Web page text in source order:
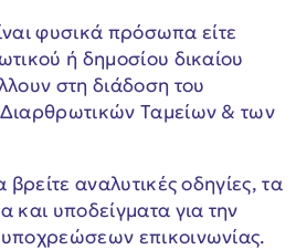
φυσικά πρόσωπα είτε
ή δημοσίου δικαίου
στη διάδοση του
Ταμείων & των
αναλυτικές οδηγίες, τα
και υποδείγματα για την
επικοινωνίας.